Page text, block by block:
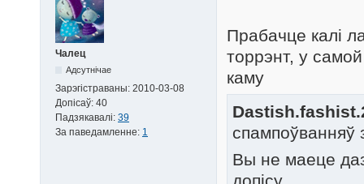
Чалец
Адсутнічае
Зарэгістраваны: 2010-03-08
Допісаў: 40
Падзякавалі: 39
За паведамленне: 1
Прабачце калі
торрэнт, у
каму
Вы не маеце
допісу.